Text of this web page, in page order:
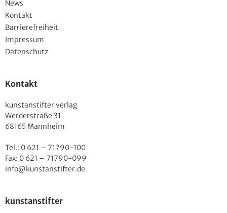
News
Kontakt
Barrierefreiheit
Impressum
Datenschutz
Kontakt
kunstanstifter verlag
Werderstraße 31
68165 Mannheim
Tel.: 0 621 – 71790-100
Fax: 0 621 – 71790-099
info@kunstanstifter.de
kunstanstifter